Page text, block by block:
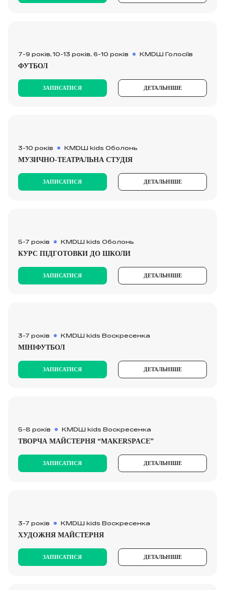
7-9 років, 10-13 років, 6-10 років КМDШ Голосіїв
ФУТБОЛ
ЗАПИСАТИСЯ ДЕТАЛЬНІШЕ
3-10 років KMDШ kids Оболонь
МУЗИЧНО-ТЕАТРАЛЬНА СТУДІЯ
ЗАПИСАТИСЯ ДЕТАЛЬНІШЕ
5-7 років KMDШ kids Оболонь
КУРС ПІДГОТОВКИ ДО ШКОЛИ
ЗАПИСАТИСЯ ДЕТАЛЬНІШЕ
3-7 років KMDШ kids Воскресенка
МІНІФУТБОЛ
ЗАПИСАТИСЯ ДЕТАЛЬНІШЕ
5-8 років KMDШ kids Воскресенка
ТВОРЧА МАЙСТЕРНЯ “MAKERSPACE”
ЗАПИСАТИСЯ ДЕТАЛЬНІШЕ
3-7 років KMDШ kids Воскресенка
ХУДОЖНЯ МАЙСТЕРНЯ
ЗАПИСАТИСЯ ДЕТАЛЬНІШЕ